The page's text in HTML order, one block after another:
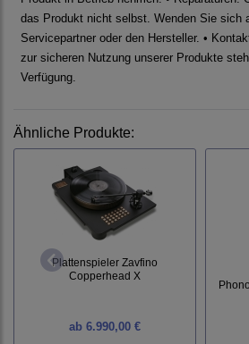
das Produkt nicht selbst. Wenden Sie sich
Servicepartner oder den Hersteller. •
zur sicheren Nutzung unserer Produkte
Verfügung.
Ähnliche Produkte:
Plattenspieler Zavfino
Copperhead X
ab 6.990,00 €